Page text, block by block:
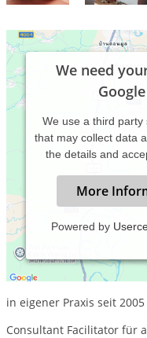
We need
We use a third
that may collect data
the details and
More
Powered by
Doris Habekost-Gehrke
Heipraktikerin für
in eigener Praxis seit 2005
Consultant Facilitator für